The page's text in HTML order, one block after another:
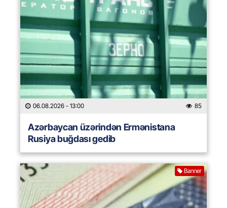
06.08.2026 - 13:00 85
Azərbaycan üzərindən Ermənistana
Rusiya buğdası gedib
Banner